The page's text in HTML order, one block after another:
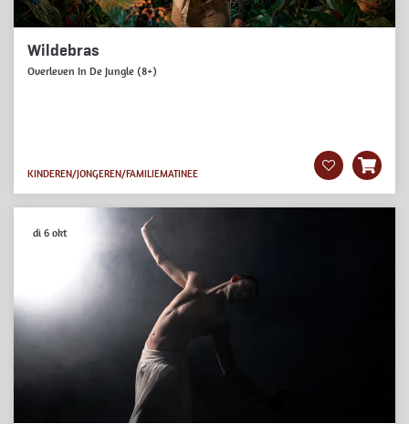
Wildebras
Overleven In De Jungle (8+)
KINDEREN/JONGEREN/FAMILIEMATINEE
di 6 okt